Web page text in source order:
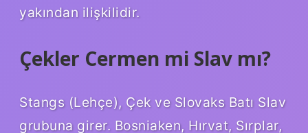
yakından ilişkilidir.
Çekler Cermen mi Slav mı?
Stangs (Lehçe), Çek ve Slovaks Batı Slav
grubuna girer. Bosniaken, Hırvat, Sırplar,